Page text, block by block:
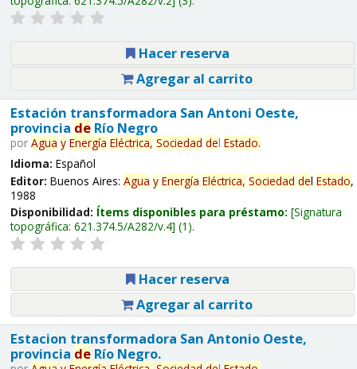
Hacer reserva
Agregar al carrito
Estación transformadora San Antoni Oeste,
provincia deRío Negro
por Agua y Energía Eléctrica, Sociedad del Estado.
Idioma: Español
Editor: Buenos Aires: Agua y Energía Eléctrica, Sociedad del Estado,
1988
Disponibilidad: Ítems disponibles para préstamo: Signatura
topográfica: 621.374.5/A282/v.4 (1).
Hacer reserva
Agregar al carrito
Estacion transformadora San Antonio Oeste,
provincia deRío Negro.